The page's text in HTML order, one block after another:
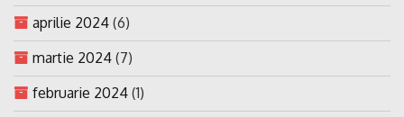
aprilie 2024 (6)
martie 2024 (7)
februarie 2024 (1)